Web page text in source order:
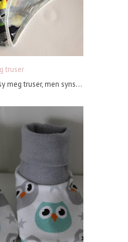
truser
meg truser, men syns...